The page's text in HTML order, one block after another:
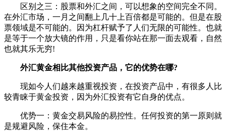
区别之三：股票和外汇之间，可以想象的空间完全不同。
在外汇市场，一月之间翻上几十上百倍都是可能的。但是在股
票领域是不可能的。因为杠杆赋予了人们无限的可能性。也就
是等于一个放大镜的作用，只是看你站在那一面去观看，自然
也就其乐无穷!
外汇黄金相比其他投资产品，它的优势在哪?
现如今人们越来越重视投资，在投资产品中，有很多人比
较青睐于黄金投资，因为外汇投资有它自身的优点。
优势一：黄金交易风险的易控性。任何投资的第一原则就
是规避风险，保住本金。